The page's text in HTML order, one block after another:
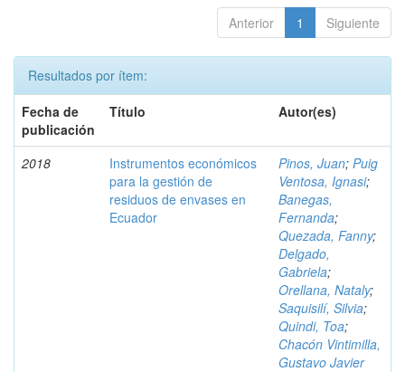
Anterior 1 Siguiente
Resultados por ítem:
Fecha de
publicación
Título Autor(es)
2018
Instrumentos económicos
para la gestión de
residuos de envases en
Ecuador
Pinos, Juan; Puig
Ventosa, Ignasi;
Banegas,
Fernanda;
Quezada, Fanny;
Delgado,
Gabriela;
Orellana, Nataly;
Saquisilí, Silvia;
Quindi, Toa;
Chacón Vintimilla,
Gustavo Javier